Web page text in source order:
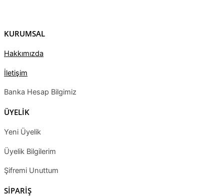
KURUMSAL
Hakkımızda
İletişim
Banka Hesap Bilgimiz
ÜYELİK
Yeni Üyelik
Üyelik Bilgilerim
Şifremi Unuttum
SİPARİŞ